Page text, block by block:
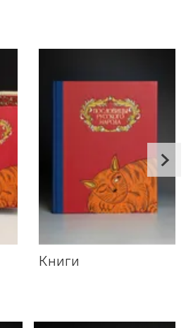
Книги